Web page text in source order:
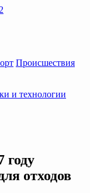
Происшествия
и технологии
году
отходов